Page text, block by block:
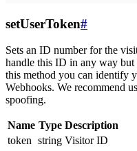
setUserToken#
Sets an ID number for the
handle this ID in any way
this method you can identify
Webhooks. We recommend
spoofing.
Name Type Description
token string Visitor ID